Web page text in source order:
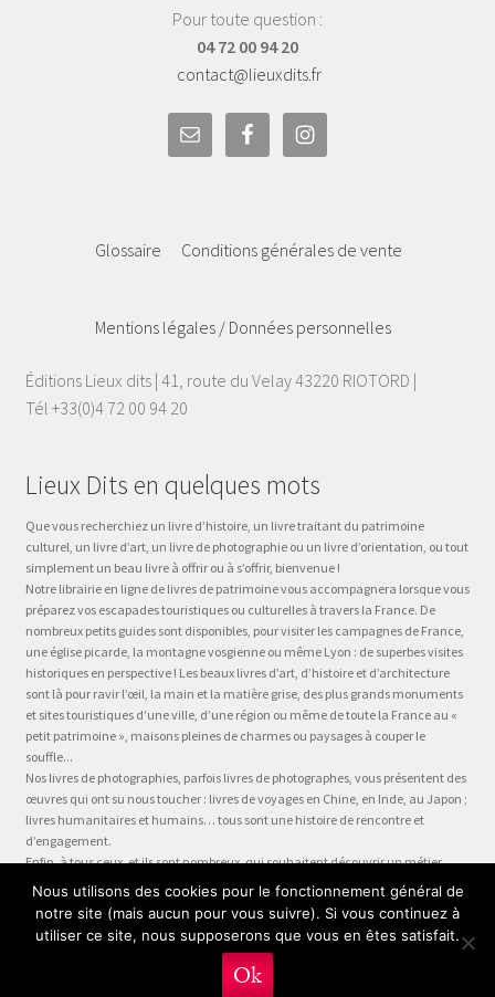
Pour toute question :
04 72 00 94 20
contact@lieuxdits.fr
Glossaire Conditions générales de vente
Mentions légales / Données personnelles
Éditions Lieux dits | 41, route du Velay 43220 RIOTORD |
Tél +33(0)4 72 00 94 20
Lieux Dits en quelques mots
Que vous recherchiez un livre d’histoire, un livre traitant du patrimoine
culturel, un livre d’art, un livre de photographie ou un livre d’orientation, ou tout
simplement un beau livre à offrir ou à s’offrir, bienvenue !
Notre librairie en ligne de livres de patrimoine vous accompagnera lorsque vous
préparez vos escapades touristiques ou culturelles à travers la France. De
nombreux petits guides sont disponibles, pour visiter les campagnes de France,
une église picarde, la montagne vosgienne ou même Lyon : de superbes visites
historiques en perspective ! Les beaux livres d’art, d’histoire et d’architecture
sont là pour ravir l’œil, la main et la matière grise, des plus grands monuments
et sites touristiques d’une ville, d’une région ou même de toute la France au «
petit patrimoine », maisons pleines de charmes ou paysages à couper le
souffle...
Nos livres de photographies, parfois livres de photographes, vous présentent des
œuvres qui ont su nous toucher : livres de voyages en Chine, en Inde, au Japon ;
livres humanitaires et humains… tous sont une histoire de rencontre et
d’engagement.
Enfin, à tous ceux, et ils sont nombreux, qui souhaitent découvrir un métier,
préparer leur formation ou choisir leur orientation, à la question « quel métier ?
» nous dédions la collection Être, véritable panorama du monde du travail, plus
qu’un guide des métiers, plus qu’une fiche métier… un test métier, un « stage
en entreprise dans votre fauteuil » !
Nous utilisons des cookies pour le fonctionnement général de
notre site (mais aucun pour vous suivre). Si vous continuez à
utiliser ce site, nous supposerons que vous en êtes satisfait.
Ok